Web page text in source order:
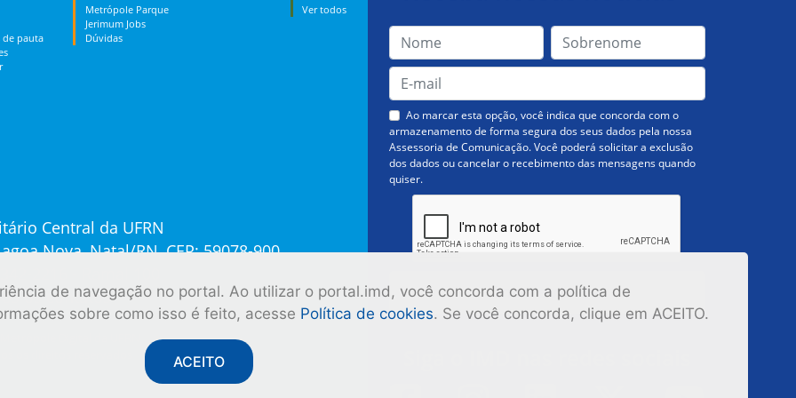
de navegação no portal. Ao utilizar o portal.imd, você concorda com a política de
sobre como isso é feito, acesse Política de cookies. Se você concorda, clique em ACEITO.
ACEITO
de pauta
Metrópole Parque
Jerimum Jobs
Dúvidas
Ver todos
Central da UFRN
Nova, Natal/RN, CEP: 59078-900
os contatos
Ao marcar esta opção, você indica que concorda com o
armazenamento de forma segura dos seus dados pela nossa
Assessoria de Comunicação. Você poderá solicitar a exclusão
dos dados ou cancelar o recebimento das mensagens quando
quiser.
Inscrever-se